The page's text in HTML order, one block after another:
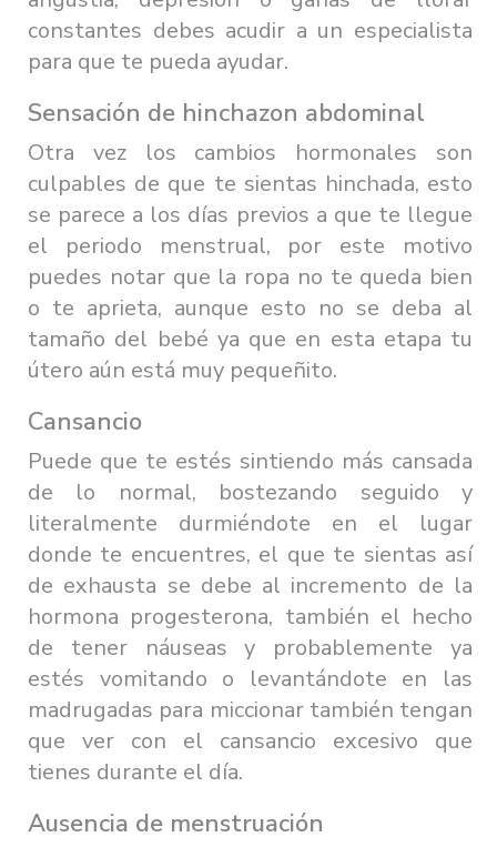
constantes debes acudir a un especialista
para que te pueda ayudar.
Sensación de hinchazon abdominal
Otra vez los cambios hormonales son
culpables de que te sientas hinchada, esto
se parece a los días previos a que te llegue
el periodo menstrual, por este motivo
puedes notar que la ropa no te queda bien
o te aprieta, aunque esto no se deba al
tamaño del bebé ya que en esta etapa tu
útero aún está muy pequeñito.
Cansancio
Puede que te estés sintiendo más cansada
de lo normal, bostezando seguido y
literalmente durmiéndote en el lugar
donde te encuentres, el que te sientas así
de exhausta se debe al incremento de la
hormona progesterona, también el hecho
de tener náuseas y probablemente ya
estés vomitando o levantándote en las
madrugadas para miccionar también tengan
que ver con el cansancio excesivo que
tienes durante el día.
Ausencia de menstruación